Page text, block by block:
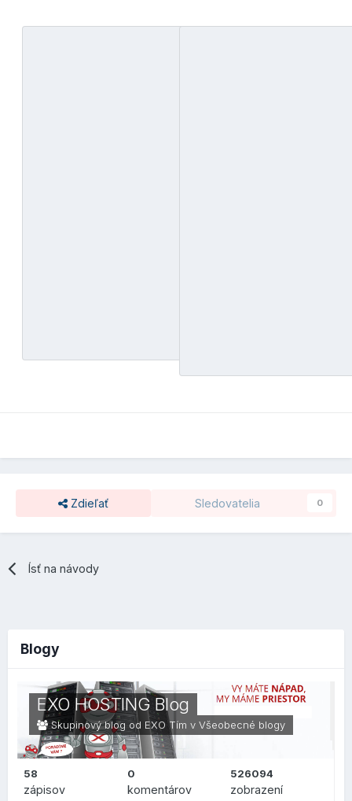
Zdieľať Sledovatelia 0
Ísť na návody
Blogy
EXO HOSTING Blog
Skupinový blog od EXO Tím v Všeobecné blogy
58
zápisov
0
komentárov
526094
zobrazení